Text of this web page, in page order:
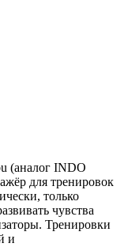
(аналог INDO
для тренировок
только
чувства
Тренировки
и